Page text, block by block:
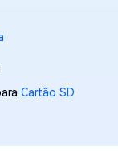
Cartão SD